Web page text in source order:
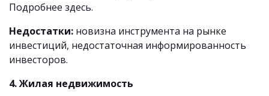
Подробнее здесь.
Недостатки: новизна инструмента на рынке
инвестиций, недостаточная информированность
инвесторов.
4. Жилая недвижимость